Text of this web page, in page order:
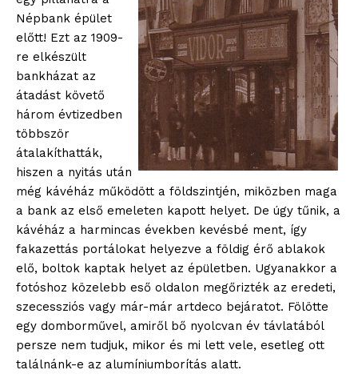
Népbank épület
előtt! Ezt az 1909-
re elkészült
bankházat az
átadást követő
három évtizedben
többször
átalakíthatták,
hiszen a nyitás után
még kávéház működött a földszintjén, miközben maga
a bank az első emeleten kapott helyet. De úgy tűnik, a
kávéház a harmincas években kevésbé ment, így
fakazettás portálokat helyezve a földig érő ablakok
elő, boltok kaptak helyet az épületben. Ugyanakkor a
fotóshoz közelebb eső oldalon megőrizték az eredeti,
szecessziós vagy már-már artdeco bejáratot. Fölötte
egy domborművel, amiről bő nyolcvan év távlatából
persze nem tudjuk, mikor és mi lett vele, esetleg ott
találnánk-e az alumíniumborítás alatt.